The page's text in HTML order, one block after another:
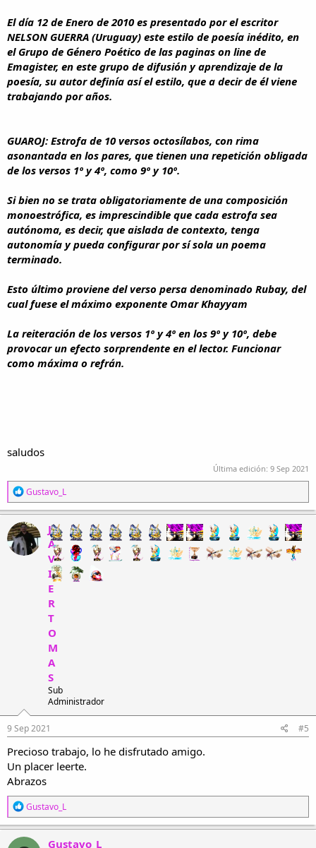
El día 12 de Enero de 2010 es presentado por el escritor
NELSON GUERRA (Uruguay) este estilo de poesía inédito, en
el Grupo de Género Poético de las paginas on line de
Emagister, en este grupo de difusión y aprendizaje de la
poesía, su autor definía así el estilo, que a decir de él viene
trabajando por años.
GUAROJ: Estrofa de 10 versos octosílabos, con rima
asonantada en los pares, que tienen una repetición obligada
de los versos 1º y 4º, como 9º y 10º.
Si bien no se trata obligatoriamente de una composición
monoestrófica, es imprescindible que cada estrofa sea
autónoma, es decir, que aislada de contexto, tenga
autonomía y pueda configurar por sí sola un poema
terminado.
Esto último proviene del verso persa denominado Rubay, del
cual fuese el máximo exponente Omar Khayyam
La reiteración de los versos 1º y 4º en los 9º y 10º, debe
provocar un efecto sorprendente en el lector. Funcionar
como máxima o refrán.
saludos
Última edición: 9 Sep 2021
R
e
a
c
c
i
o
Gustavo_L
J
A
V
I
E
R
T
O
M
A
S
Sub
Administrador
9 Sep 2021 #5
Precioso trabajo, lo he disfrutado amigo.
Un placer leerte.
Abrazos
R
e
a
c
Gustavo_L
Gustavo_L